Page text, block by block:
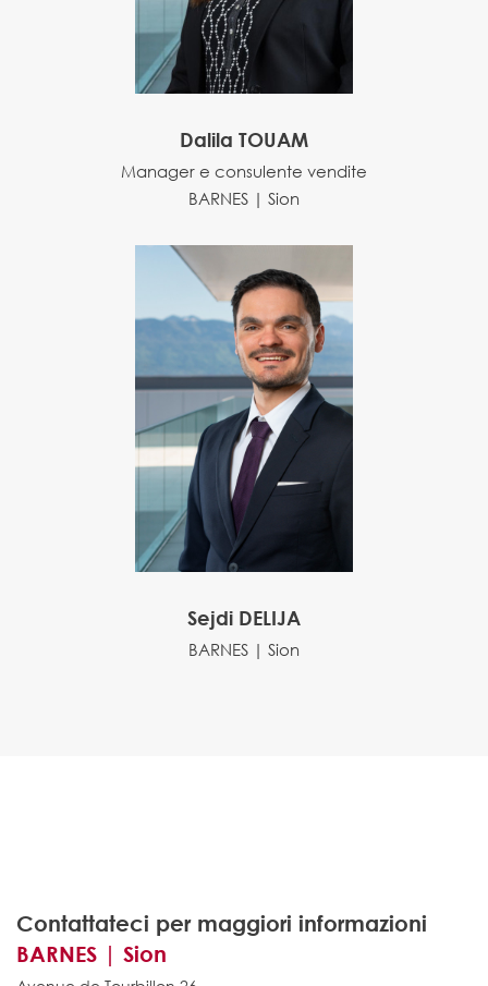
Dalila TOUAM
Manager e consulente vendite
BARNES | Sion
Sejdi DELIJA
BARNES | Sion
Contattateci per maggiori informazioni
BARNES | Sion